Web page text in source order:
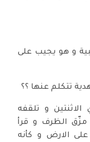
و هو يجيب على
تتكلم عنها ؟؟
و تلقفه
الظرف و قرأ
الارض و كأنه